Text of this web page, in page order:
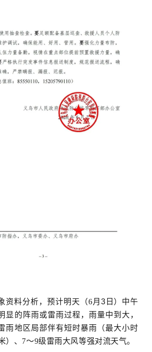
资料分析，预计明天（6月 3 日）中午
显的阵雨或雷雨过程， 雨量中到大，
雨地区局部伴有短时暴雨（最大小时
）、 7～9级雷雨大风等强对流天气。